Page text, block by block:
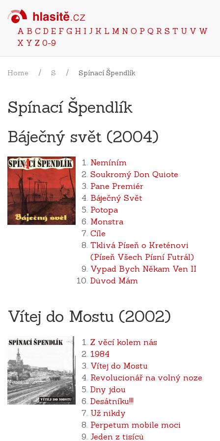
A B C D E F G H I J K L M N O P Q R S T U V W
X Y Z 0-9
Home S Spínací Špendlík
Spínací Špendlík
Báječný svět (2004)
Nemíním
Soukromý Don Quiote
Pane Premiér
Báječný Svět
Potopa
Monstra
Cíle
Tklivá Píseň o Kreténovi
(Píseň Všech Písní Futrál)
Vypad Bych Někam Ven II
Důvod Mám
Vítej do Mostu (2002)
Z věcí kolem nás
1984
Vítej do Mostu
Revolucionář na volný noze
Dny jdou
Desátníku!!!
Už nikdy
Perpetum mobile moci
Jeden z tisíců